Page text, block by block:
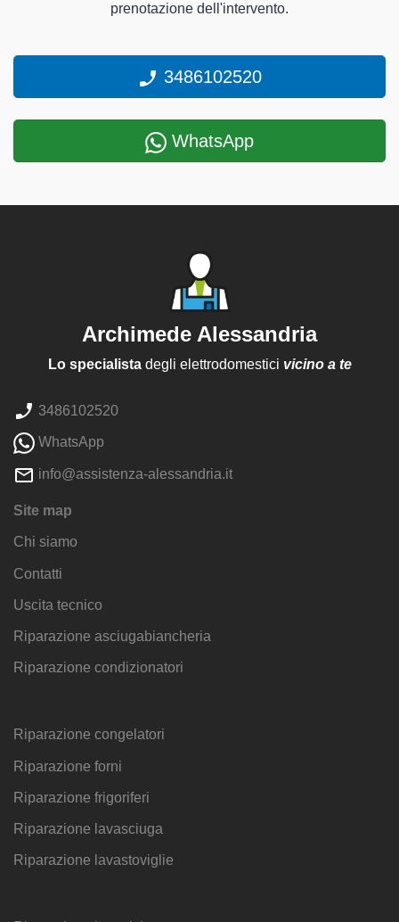
prenotazione dell'intervento.
3486102520
WhatsApp
Archimede Alessandria
Lo specialistadegli elettrodomestici vicino a te
3486102520
WhatsApp
info@assistenza-alessandria.it
Site map
Chi siamo
Contatti
Uscita tecnico
Riparazione asciugabiancheria
Riparazione condizionatori
Riparazione congelatori
Riparazione forni
Riparazione frigoriferi
Riparazione lavasciuga
Riparazione lavastoviglie